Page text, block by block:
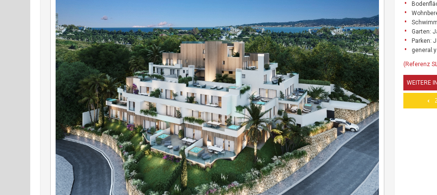
Garten:
Parken:
(Referenz
WEITERE